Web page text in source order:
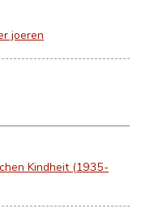
joeren
Kindheit (1935-